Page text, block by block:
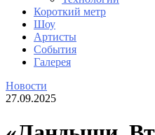
Короткий метр
Шоу
Артисты
События
Галерея
Новости
27.09.2025